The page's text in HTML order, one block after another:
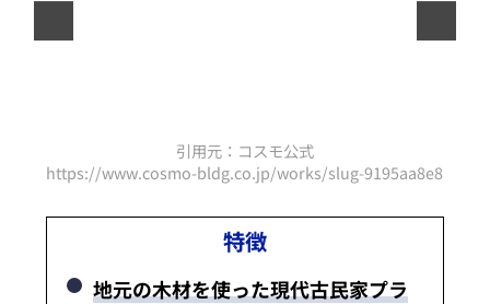
引用元：コスモ公式
https://www.cosmo-bldg.co.jp/works/slug-
特徴
地元の木材を使った現代古民家プラ